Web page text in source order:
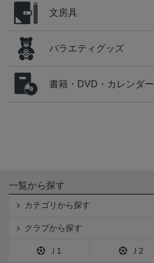
文房具
バラエティグッズ
書籍・DVD・カレンダー
一覧から探す
カテゴリから探す
クラブから探す
Ｊ1 Ｊ2